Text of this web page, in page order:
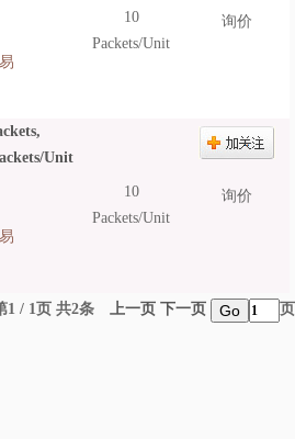
10
Packets/Unit
询价
Unit
10
Packets/Unit
询价
1 / 1页 共2条 上一页 下一页 Go 页